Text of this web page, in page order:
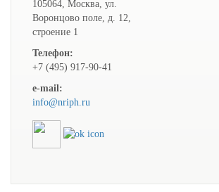
105064, Москва, ул.
Воронцово поле, д. 12,
строение 1
Телефон:
+7 (495) 917-90-41
e-mail:
info@nriph.ru